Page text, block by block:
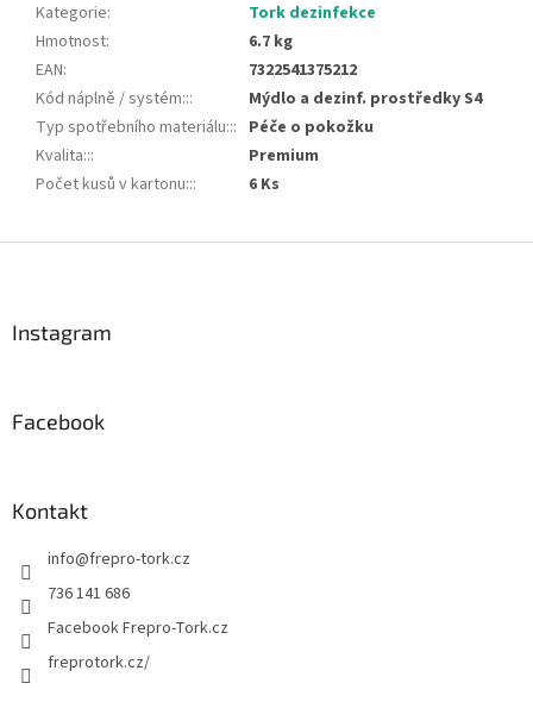
Kategorie:
Tork dezinfekce
Hmotnost:
6.7 kg
EAN:
7322541375212
Kód náplně / systém:::
Mýdlo a dezinf. prostředky S4
Typ spotřebního materiálu::: Péče o pokožku
Kvalita:::
Premium
Počet kusů v kartonu::: 6 Ks
Instagram
Facebook
Kontakt
info@frepro-tork.cz
736 141 686
Facebook Frepro-Tork.cz
freprotork.cz/